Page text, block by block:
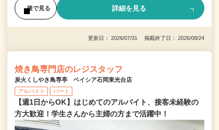
後で見る 詳細を見る
更新日： 2026/07/31 掲載終了日： 2026/08/24
焼き鳥専門店のレジスタッフ
炭火くしやき鳥専亭 ベイシア石岡東光台店
アルバイト パート
【週1日からOK】はじめてのアルバイト、接客未経験の
方大歓迎！学生さんから主婦の方まで活躍中！